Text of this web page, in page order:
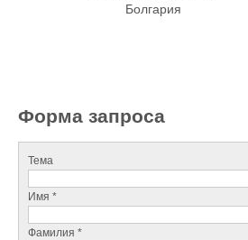
Болгария
Форма запроса
Тема
Имя *
Фамилия *